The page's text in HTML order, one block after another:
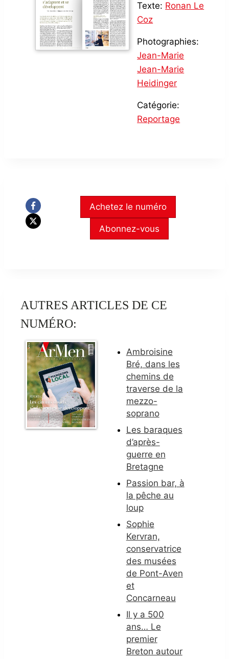
Texte: Ronan Le
Coz
Photographies:
Jean-Marie
Jean-Marie
Heidinger
Catégorie:
Reportage
Achetez le numéro
Abonnez-vous
AUTRES ARTICLES DE CE
NUMÉRO:
Ambroisine
Bré, dans les
chemins de
traverse de la
mezzo-
soprano
Les baraques
d’après-
guerre en
Bretagne
Passion bar, à
la pêche au
loup
Sophie
Kervran,
conservatrice
des musées
de Pont-Aven
et
Concarneau
Il y a 500
ans… Le
premier
Breton autour